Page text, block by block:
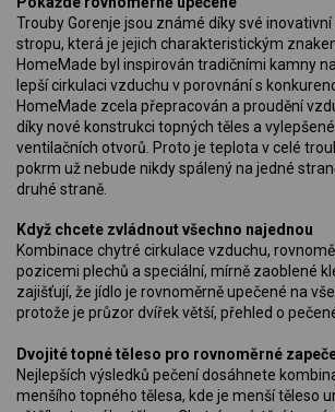
Trouby Gorenje jsou známé díky své
stropu, která je jejich charakteristickým
HomeMade byl inspirován tradičními kamny
lepší cirkulaci vzduchu v porovnání s
HomeMade zcela přepracován a proudění
díky nové konstrukci topných těles a
ventilačních otvorů. Proto je teplota v celé
pokrm už nebude nikdy spálený na jedné
druhé straně.
Když chcete zvládnout všechno najednou
Kombinace chytré cirkulace vzduchu,
pozicemi plechů a speciální, mírně zaoblené
zajišťují, že jídlo je rovnoměrně upečené na
protože je průzor dvířek větší, přehled o
Dvojité topné těleso pro rovnoměrné
Nejlepších výsledků pečení dosáhnete
menšího topného tělesa, kde je menší těleso